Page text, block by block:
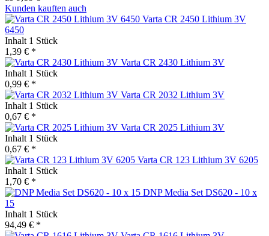
Kunden kauften auch
Varta CR 2450 Lithium 3V
6450
Inhalt 1 Stück
1,39 € *
Varta CR 2430 Lithium 3V
Inhalt 1 Stück
0,99 € *
Varta CR 2032 Lithium 3V
Inhalt 1 Stück
0,67 € *
Varta CR 2025 Lithium 3V
Inhalt 1 Stück
0,67 € *
Varta CR 123 Lithium 3V 6205
Inhalt 1 Stück
1,70 € *
DNP Media Set DS620 - 10 x
15
Inhalt 1 Stück
94,49 € *